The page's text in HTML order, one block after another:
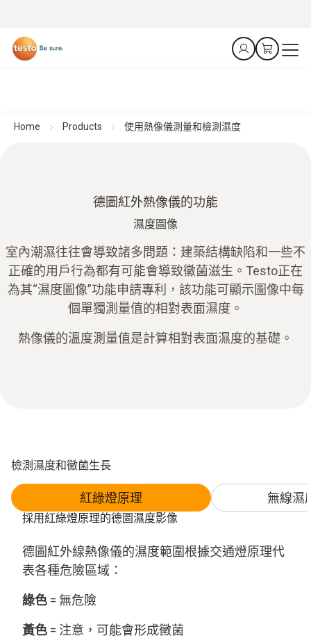
Home Products 使用熱像儀測量和檢測濕度
德圖紅外熱像儀的功能
濕度圖像
室內潮濕往往會導致諸多問題：建築結構缺陷和一些不
正確的用戶行為都有可能會導致黴菌滋生。Testo正在
為其“濕度圖像”功能申請專利，該功能可顯示圖像中每
個單獨測量值的相對表面濕度。
熱像儀的溫度測量值是計算相對表面濕度的基礎。
檢測濕度和黴菌生長
紅綠燈原理 無線濕
採用紅綠燈原理的德圖濕度影像
德圖紅外線熱像儀的濕度範圍根據交通燈原理代
表各種危險區域：
綠色 = 無危險
黃色 = 注意，可能會形成黴菌